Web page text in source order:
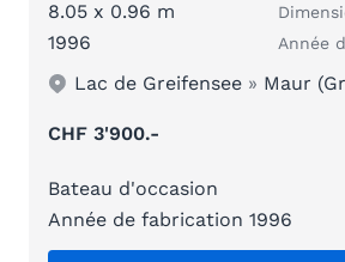
8.05 x 0.96 m
1996 Année
Lac de Greifensee » Maur
CHF 3'900.-
Bateau d'occasion
Année de fabrication 1996